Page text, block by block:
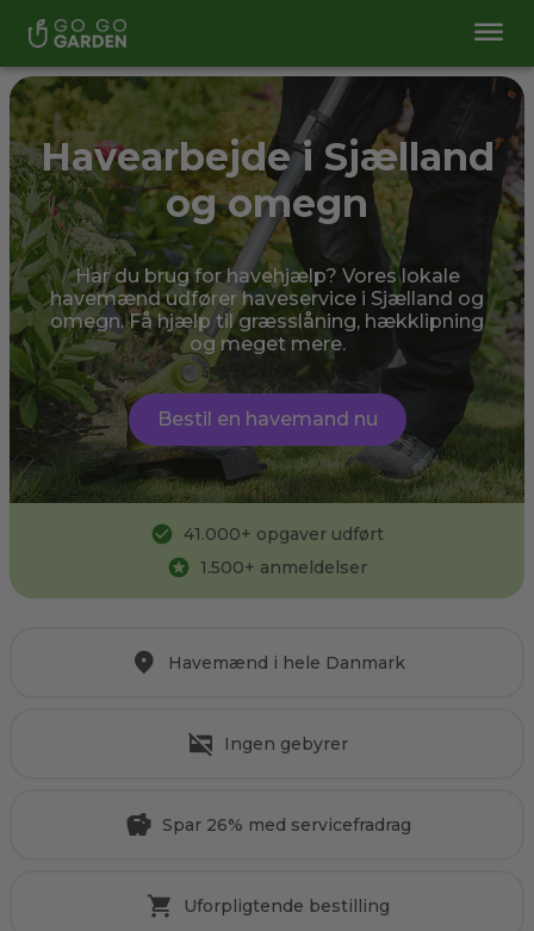
Havearbejde i Sjælland
og omegn
Har du brug for havehjælp? Vores lokale
havemænd udfører haveservice i Sjælland og
omegn. Få hjælp til græsslåning, hækklipning
og meget mere.
Bestil en havemand nu
41.000+ opgaver udført
1.500+ anmeldelser
Havemænd i hele Danmark
Ingen gebyrer
Spar 26% med servicefradrag
Uforpligtende bestilling